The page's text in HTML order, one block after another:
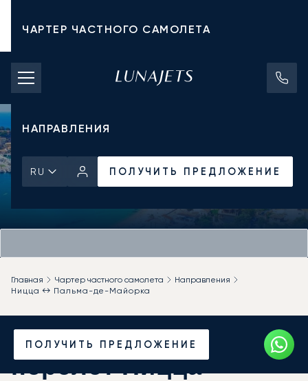
ЧАРТЕР ЧАСТНОГО САМОЛЕТА
СТОИМОСТЬ ЧАРТЕРА
ЧАСТНЫЕ САМОЛЕТЫ
НАПРАВЛЕНИЯ
RU ПОЛУЧИТЬ ПРЕДЛОЖЕНИЕ
ПОЛУЧИТЬ ПРЕДЛОЖЕНИЕ
Главная Чартер частного самолета
Направления
Ницца ↔ Пальма-де-Майорка
Закажите частный
перелёт Ницца —